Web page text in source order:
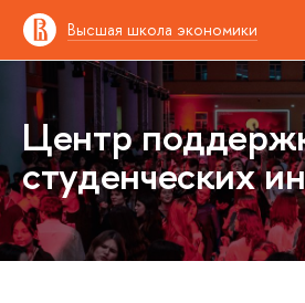
Высшая школа экономики
Центр
студенческих